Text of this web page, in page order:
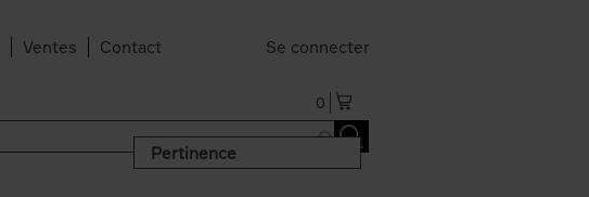
Ventes Contact Se connecter
0
Pertinence